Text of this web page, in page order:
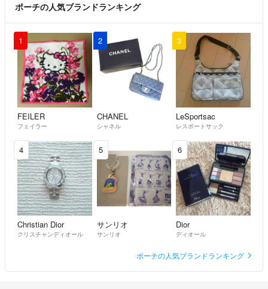
ポーチの人気ブランドランキング
1
FEILER
フェイラー
2
CHANEL
シャネル
3
LeSportsac
レスポートサック
4
Christian Dior
クリスチャンディオール
5
サンリオ
サンリオ
6
Dior
ディオール
ポーチの人気ブランドランキング